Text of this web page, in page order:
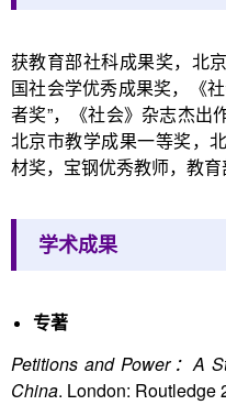
获教育部社科成果奖，北
国社会学优秀成果奖，《
者奖”，《社会》杂志杰出
北京市教学成果一等奖，
材奖，宝钢优秀教师，教育
学术成果
专著
Petitions and Power：A
China. London: Routledge